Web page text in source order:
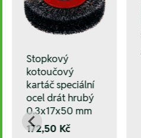
Stopkový
kotoučový
kartáč speciální
ocel drát hrubý
0.3x17x50 mm
172,50 Kč